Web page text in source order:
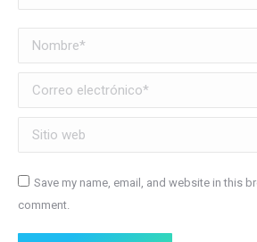
Nombre *
Correo electrónico *
Sitio web
Save my name, email, and website in this
comment.